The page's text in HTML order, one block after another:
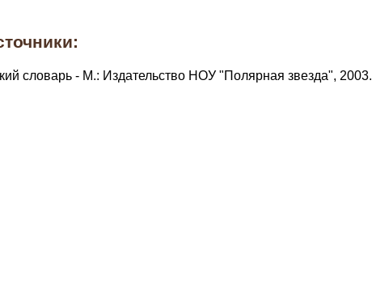
словарь - М.: Издательство НОУ "Полярная звезда", 2003.